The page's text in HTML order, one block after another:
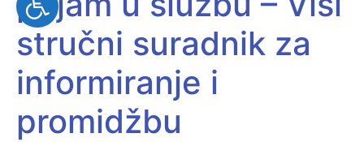
stručni suradnik za
informiranje i
promidžbu